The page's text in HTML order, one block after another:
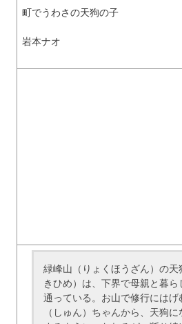
町でうわさの天狗の子
岩本ナオ
緑峰山（りょくほうざん）の天
きひめ）は、下界で母親と暮
通っている。お山で修行にはげ
（しゅん）ちゃんから、天狗